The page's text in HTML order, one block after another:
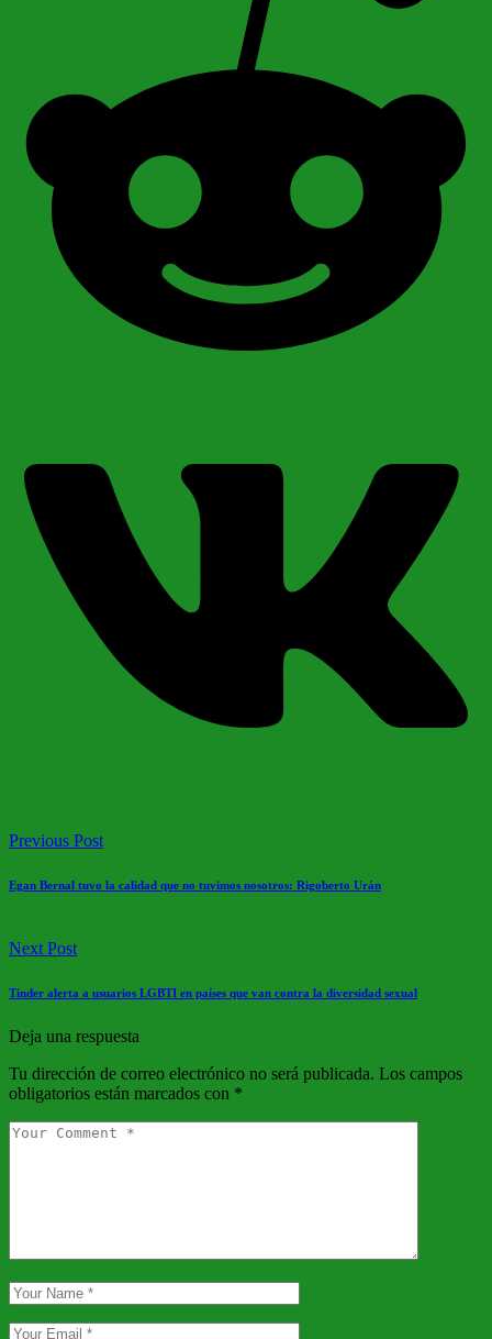
Previous Post
Egan Bernal tuvo la calidad que no tuvimos nosotros: Rigoberto Urán
Next Post
Tinder alerta a usuarios LGBTI en países que van contra la diversidad sexual
Deja una respuesta
Tu dirección de correo electrónico no será publicada. Los campos
obligatorios están marcados con *